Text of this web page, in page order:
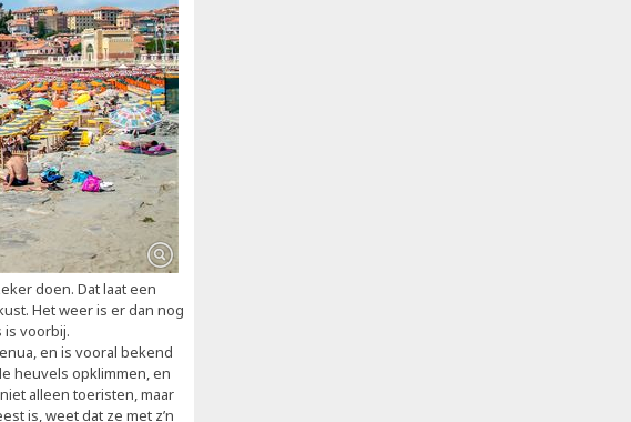
doen. Dat laat een
Het weer is er dan nog
is voorbij.
en is vooral bekend
heuvels opklimmen, en
alleen toeristen, maar
is, weet dat ze met z’n